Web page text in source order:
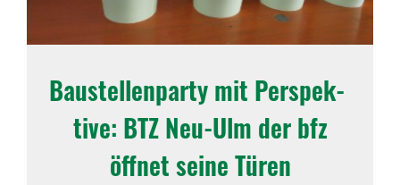
Baustel­len­party mit Perspek­
tive: BTZ Neu-Ulm der bfz
öffnet seine Türen